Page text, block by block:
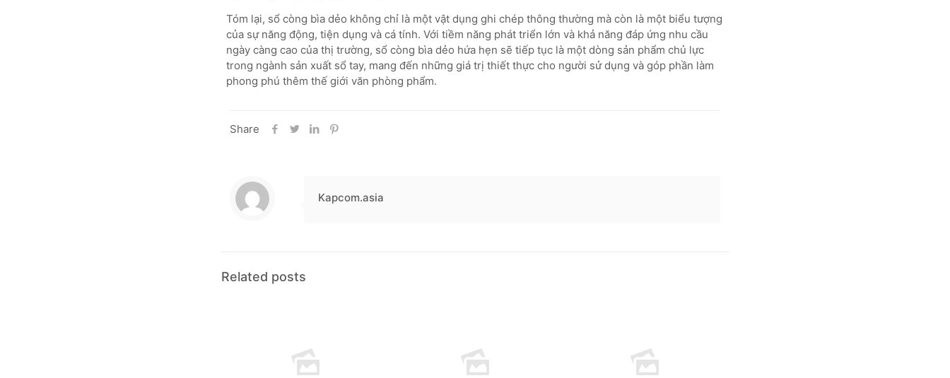
Tóm lại, sổ còng bìa dẻo không chỉ là một vật dụng ghi chép thông thường mà còn là một biểu tượng
của sự năng động, tiện dụng và cá tính. Với tiềm năng phát triển lớn và khả năng đáp ứng nhu cầu
ngày càng cao của thị trường, sổ còng bìa dẻo hứa hẹn sẽ tiếp tục là một dòng sản phẩm chủ lực
trong ngành sản xuất sổ tay, mang đến những giá trị thiết thực cho người sử dụng và góp phần làm
phong phú thêm thế giới văn phòng phẩm.
Share
Kapcom.asia
Related posts